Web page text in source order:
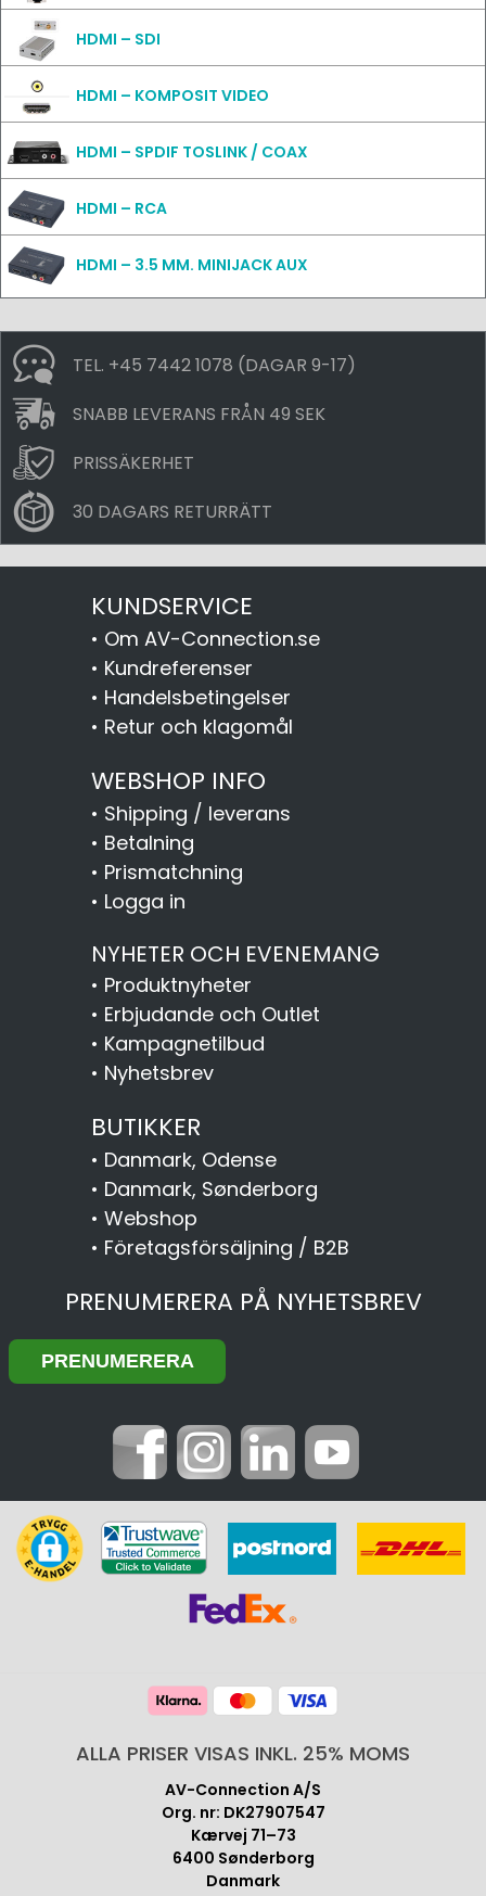
HDMI – SDI
HDMI – KOMPOSIT VIDEO
HDMI – SPDIF TOSLINK / COAX
HDMI – RCA
HDMI – 3.5 MM. MINIJACK AUX
TEL. +45 7442 1078 (DAGAR 9-17)
SNABB LEVERANS FRÅN 49 SEK
PRISSÄKERHET
30 DAGARS RETURRÄTT
KUNDSERVICE
• Om AV-Connection.se
• Kundreferenser
• Handelsbetingelser
• Retur och klagomål
WEBSHOP INFO
• Shipping / leverans
• Betalning
• Prismatchning
• Logga in
NYHETER OCH EVENEMANG
• Produktnyheter
• Erbjudande och Outlet
• Kampagnetilbud
• Nyhetsbrev
BUTIKKER
• Danmark, Odense
• Danmark, Sønderborg
• Webshop
• Företagsförsäljning / B2B
PRENUMERERA PÅ NYHETSBREV
ALLA PRISER VISAS INKL. 25% MOMS
AV-Connection A/S
Org. nr: DK27907547
Kærvej 71–73
6400 Sønderborg
Danmark